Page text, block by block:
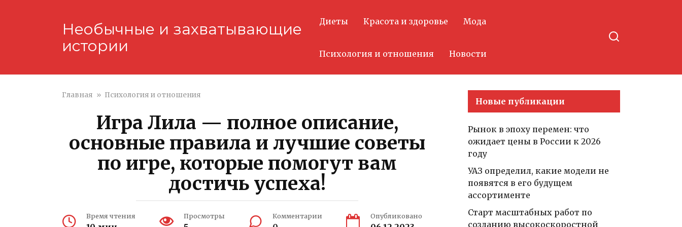
Необычные и захватывающие
истории
Диеты Красота и здоровье Мода
Психология и отношения Новости
Главная » Психология и отношения
Игра Лила — полное описание,
основные правила и лучшие советы
по игре, которые помогут вам
достичь успеха!
Время чтения Просмотры Комментарии Опубликовано
Новые публикации
Рынок в эпоху перемен: что
ожидает цены в России к 2026
году
УАЗ определил, какие модели не
появятся в его будущем
ассортименте
Старт масштабных работ по
созданию высокоскоростной